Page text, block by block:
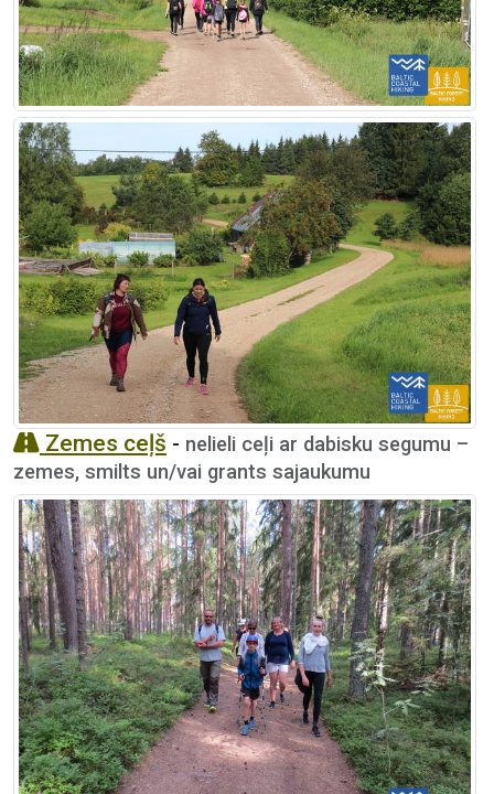
Zemes ceļš - nelieli ceļi ar dabisku segumu –
zemes, smilts un/vai grants sajaukumu